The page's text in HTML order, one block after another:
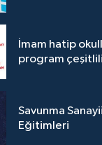
İmam hatip
program
Savunma
Eğitimleri